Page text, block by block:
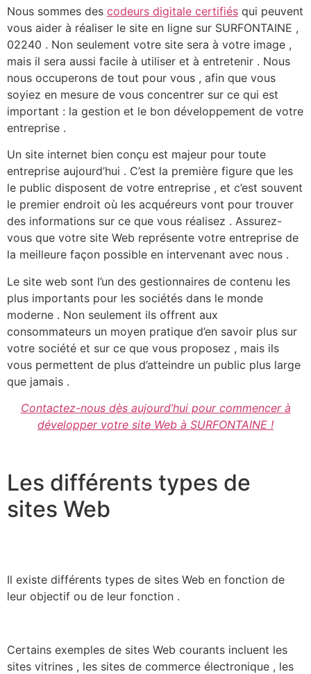
Nous sommes des codeurs digitale certifiés qui peuvent
vous aider à réaliser le site en ligne sur SURFONTAINE ,
02240 . Non seulement votre site sera à votre image ,
mais il sera aussi facile à utiliser et à entretenir . Nous
nous occuperons de tout pour vous , afin que vous
soyiez en mesure de vous concentrer sur ce qui est
important : la gestion et le bon développement de votre
entreprise .
Un site internet bien conçu est majeur pour toute
entreprise aujourd’hui . C’est la première figure que les
le public disposent de votre entreprise , et c’est souvent
le premier endroit où les acquéreurs vont pour trouver
des informations sur ce que vous réalisez . Assurez-
vous que votre site Web représente votre entreprise de
la meilleure façon possible en intervenant avec nous .
Le site web sont l’un des gestionnaires de contenu les
plus importants pour les sociétés dans le monde
moderne . Non seulement ils offrent aux
consommateurs un moyen pratique d’en savoir plus sur
votre société et sur ce que vous proposez , mais ils
vous permettent de plus d’atteindre un public plus large
que jamais .
Contactez-nous dès aujourd’hui pour commencer à
développer votre site Web à SURFONTAINE !
Les différents types de
sites Web
Il existe différents types de sites Web en fonction de
leur objectif ou de leur fonction .
Certains exemples de sites Web courants incluent les
sites vitrines , les sites de commerce électronique , les